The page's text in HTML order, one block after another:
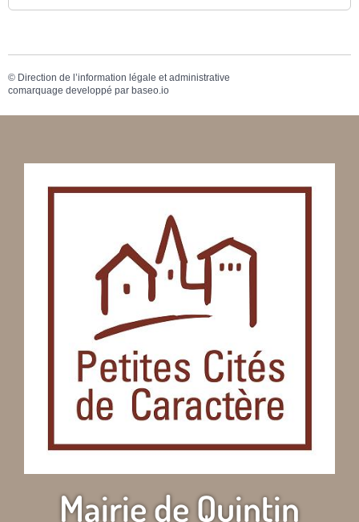
© Direction de l’information légale et administrative
comarquage developpé par baseo.io
Mairie de Quintin